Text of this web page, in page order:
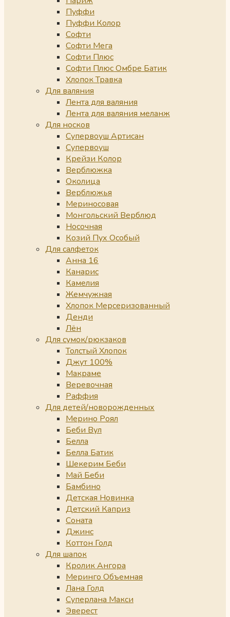
Пуффи
Пуффи Колор
Софти
Софти Мега
Софти Плюс
Софти Плюс Омбре Батик
Хлопок Травка
Для валяния
Лента для валяния
Лента для валяния меланж
Для носков
Супервоуш Артисан
Супервоуш
Крейзи Колор
Верблюжка
Околица
Верблюжья
Мериносовая
Монгольский Верблюд
Носочная
Козий Пух Особый
Для салфеток
Анна 16
Канарис
Камелия
Жемчужная
Хлопок Мерсеризованный
Денди
Лён
Для сумок/рюкзаков
Толстый Хлопок
Джут 100%
Макраме
Веревочная
Раффия
Для детей/новорожденных
Мерино Роял
Беби Вул
Белла
Белла Батик
Шекерим Беби
Май Беби
Бамбино
Детская Новинка
Детский Каприз
Соната
Джинс
Коттон Голд
Для шапок
Кролик Ангора
Меринго Объемная
Лана Голд
Суперлана Макси
Эверест